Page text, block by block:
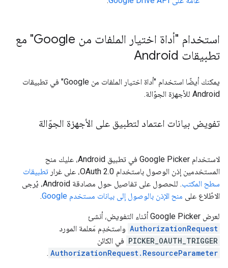
استخدام "أداة اختيار الملفات من Google" مع
تطبيقات Android
يمكنك أيضًا استخدام "أداة اختيار الملفات من Google" في تطبيقات
Android للأجهزة الجوّالة.
تفويض بيانات اعتماد لتطبيق على الأجهزة الجوّالة
لاستخدام Google Picker في تطبيق Android، عليك منح
المستخدمين إذن الوصول باستخدام OAuth 2.0، على غرار
تطبيقات
سطح المكتب
. للحصول على تفاصيل حول مصادقة Android، يُرجى
الاطّلاع على منح الإذن بالوصول إلى بيانات مستخدم Google .
لعرض Google Picker أثناء التفويض، أنشئ
AuthorizationRequest واستخدِم مَعلمة المورد
PICKER_OAUTH_TRIGGER في الكائن
AuthorizationRequest.ResourceParameter
.